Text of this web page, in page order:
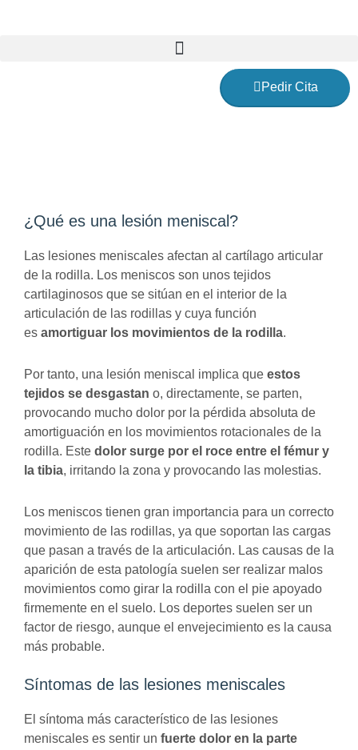
Pedir Cita
¿Qué es una lesión meniscal?
Las lesiones meniscales afectan al cartílago articular
de la rodilla. Los meniscos son unos tejidos
cartilaginosos que se sitúan en el interior de la
articulación de las rodillas y cuya función
es amortiguar los movimientos de la rodilla.
Por tanto, una lesión meniscal implica que estos
tejidos se desgastan o, directamente, se parten,
provocando mucho dolor por la pérdida absoluta de
amortiguación en los movimientos rotacionales de la
rodilla. Este dolor surge por el roce entre el fémur y
la tibia, irritando la zona y provocando las molestias.
Los meniscos tienen gran importancia para un correcto
movimiento de las rodillas, ya que soportan las cargas
que pasan a través de la articulación. Las causas de la
aparición de esta patología suelen ser realizar malos
movimientos como girar la rodilla con el pie apoyado
firmemente en el suelo. Los deportes suelen ser un
factor de riesgo, aunque el envejecimiento es la causa
más probable.
Síntomas de las lesiones meniscales
El síntoma más característico de las lesiones
meniscales es sentir un fuerte dolor en la parte